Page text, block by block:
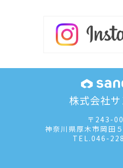
株式会社
〒243-
神奈川県厚木市岡田
TEL.046-